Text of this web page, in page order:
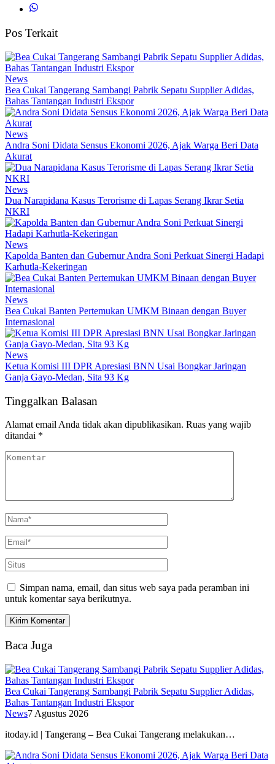
Pos Terkait
News
Bea Cukai Tangerang Sambangi Pabrik Sepatu Supplier Adidas,
Bahas Tantangan Industri Ekspor
News
Andra Soni Didata Sensus Ekonomi 2026, Ajak Warga Beri Data
Akurat
News
Dua Narapidana Kasus Terorisme di Lapas Serang Ikrar Setia
NKRI
News
Kapolda Banten dan Gubernur Andra Soni Perkuat Sinergi Hadapi
Karhutla-Kekeringan
News
Bea Cukai Banten Pertemukan UMKM Binaan dengan Buyer
Internasional
News
Ketua Komisi III DPR Apresiasi BNN Usai Bongkar Jaringan
Ganja Gayo-Medan, Sita 93 Kg
Tinggalkan Balasan
Alamat email Anda tidak akan dipublikasikan. Ruas yang wajib
ditandai *
Simpan nama, email, dan situs web saya pada peramban ini
untuk komentar saya berikutnya.
Baca Juga
Bea Cukai Tangerang Sambangi Pabrik Sepatu Supplier Adidas,
Bahas Tantangan Industri Ekspor
News7 Agustus 2026
itoday.id | Tangerang – Bea Cukai Tangerang melakukan…